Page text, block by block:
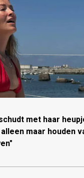
met haar
maar houden